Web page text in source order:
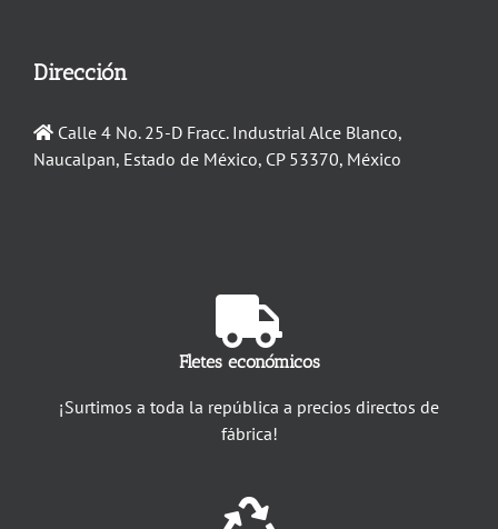
Dirección
Calle 4 No. 25-D Fracc. Industrial Alce Blanco,
Naucalpan, Estado de México, CP 53370, México
Fletes económicos
¡Surtimos a toda la república a precios directos de
fábrica!